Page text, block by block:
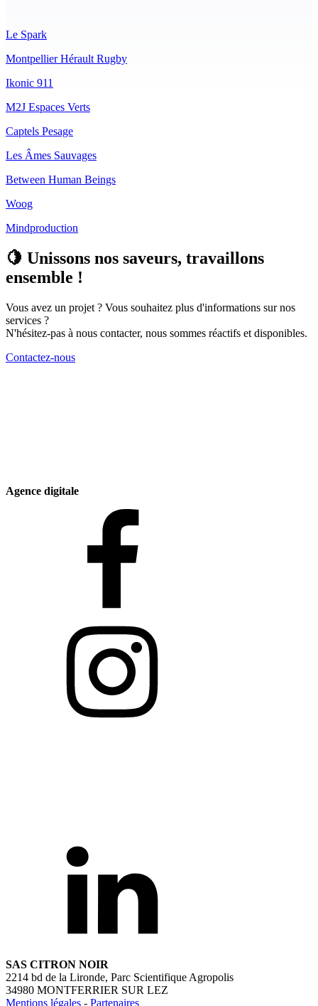
Le Spark
Montpellier Hérault Rugby
Ikonic 911
M2J Espaces Verts
Captels Pesage
Les Âmes Sauvages
Between Human Beings
Woog
Mindproduction
🍋 Unissons nos saveurs, travaillons
ensemble !
Vous avez un projet ? Vous souhaitez plus d'informations sur nos
services ?
N'hésitez-pas à nous contacter, nous sommes réactifs et disponibles.
Contactez-nous
Agence digitale
SAS CITRON NOIR
2214 bd de la Lironde, Parc Scientifique Agropolis
34980 MONTFERRIER SUR LEZ
Mentions légales - Partenaires